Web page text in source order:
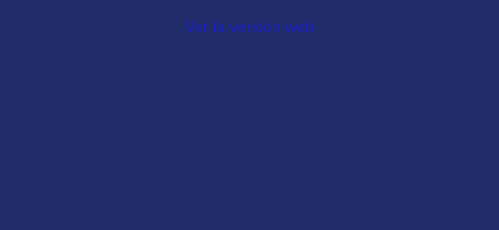
Ver la versión web